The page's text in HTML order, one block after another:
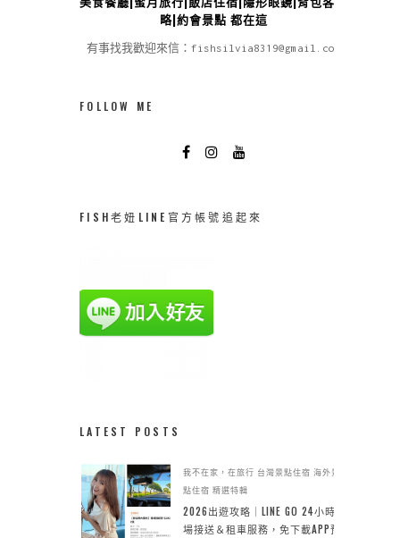
略|約會景點 都在這
有事找我歡迎來信：fishsilvia8319@gmail.com
FOLLOW ME
FISH老妞LINE官方帳號追起來
LATEST POSTS
我不在家，在旅行 台灣景點住宿 海外景
點住宿 精選特輯
2026出遊攻略｜LINE GO 24小時機
場接送＆租車服務，免下載APP預